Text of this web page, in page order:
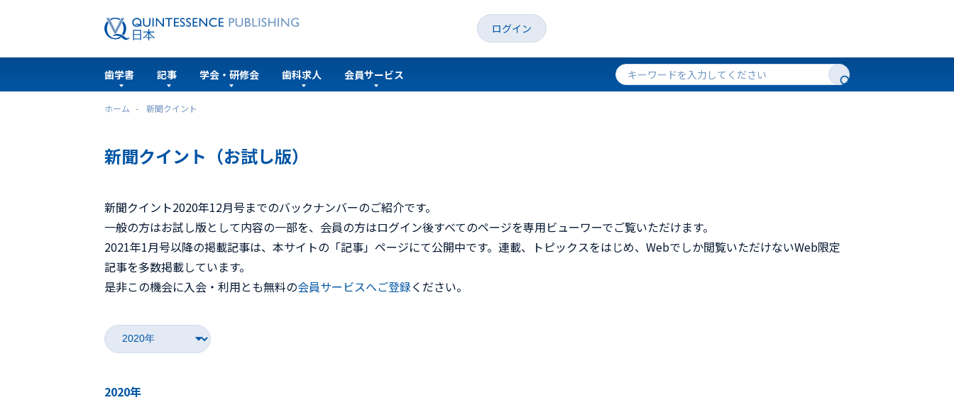
ログイン
歯学書 記事 学会・研修会 歯科求人 会員サービス
ホーム 新聞クイント
新聞クイント（お試し版）
新聞クイント2020年12月号までのバックナンバーのご紹介です。
一般の方はお試し版として内容の一部を、会員の方はログイン後すべてのページを専用ビューワーでご覧いただけます。
2021年1月号以降の掲載記事は、本サイトの「記事」ページにて公開中です。連載、トピックスをはじめ、Webでしか閲覧いただけないWeb限定
記事を多数掲載しています。
是非この機会に入会・利用とも無料の会員サービスへご登録ください。
2020年